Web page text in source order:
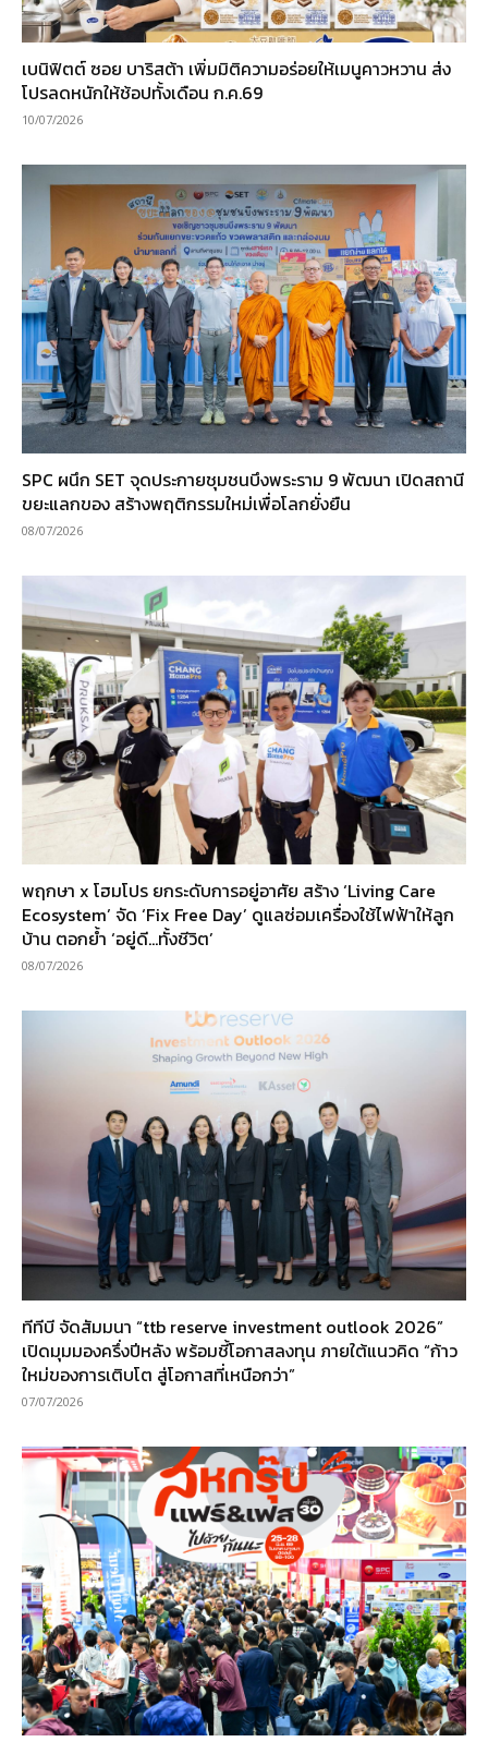
เบนิฟิตต์ ซอย บาริสต้า เพิ่มมิติความอร่อยให้เมนูคาวหวาน ส่ง
โปรลดหนักให้ช้อปทั้งเดือน ก.ค.69
10/07/2026
SPC ผนึก SET จุดประกายชุมชนบึงพระราม 9 พัฒนา เปิดสถานี
ขยะแลกของ สร้างพฤติกรรมใหม่เพื่อโลกยั่งยืน
08/07/2026
พฤกษา x โฮมโปร ยกระดับการอยู่อาศัย สร้าง ‘Living Care
Ecosystem’ จัด ‘Fix Free Day’ ดูแลซ่อมเครื่องใช้ไฟฟ้าให้ลูก
บ้าน ตอกย้ำ ‘อยู่ดี…ทั้งชีวิต’
08/07/2026
ทีทีบี จัดสัมมนา “ttb reserve investment outlook 2026”
เปิดมุมมองครึ่งปีหลัง พร้อมชี้โอกาสลงทุน ภายใต้แนวคิด “ก้าว
ใหม่ของการเติบโต สู่โอกาสที่เหนือกว่า”
07/07/2026